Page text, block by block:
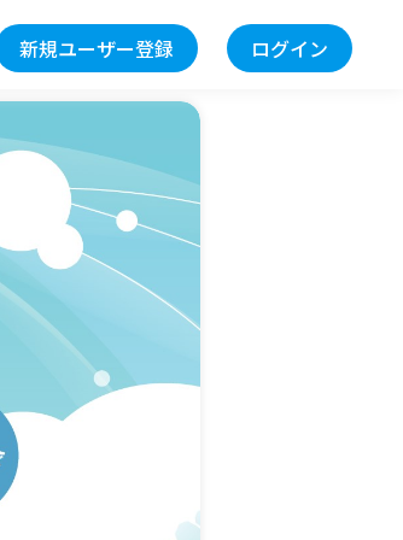
新規ユーザー登録 ログイン